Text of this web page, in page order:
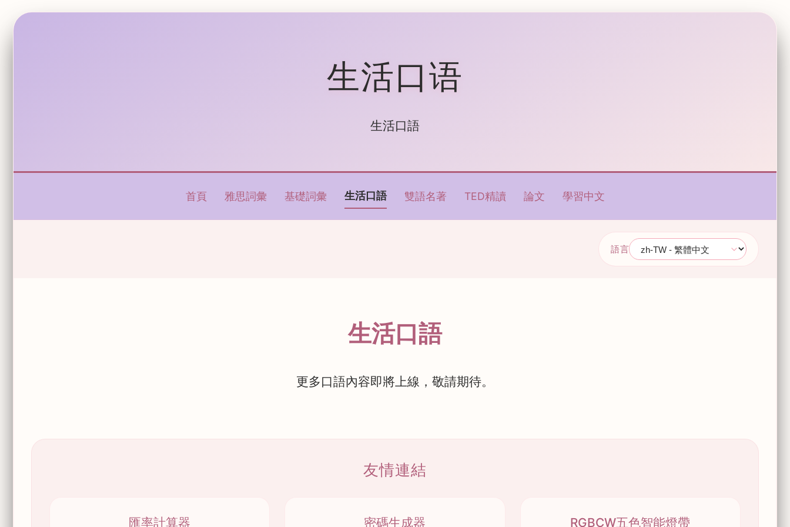
生活口语
生活口語
首頁 雅思詞彙 基礎詞彙 生活口語 雙語名著 TED精讀 論文 學習中文
語言
生活口語
更多口語內容即將上線，敬請期待。
友情連結
匯率計算器 密碼生成器 RGBCW五色智能燈帶